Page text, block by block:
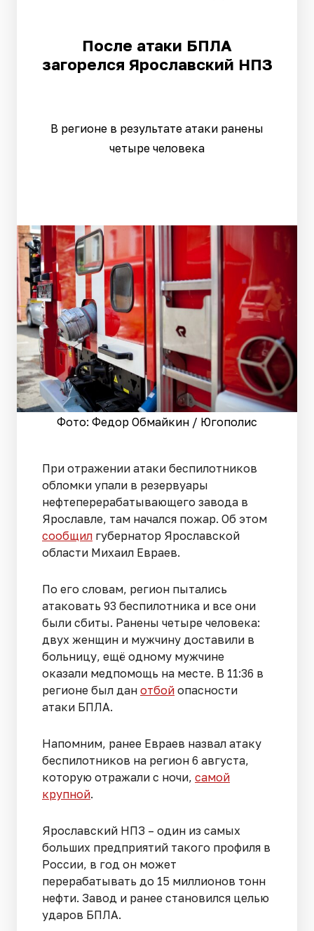
После атаки БПЛА
загорелся Ярославский НПЗ
В регионе в результате атаки ранены
четыре человека
Фото: Федор Обмайкин / Югополис
При отражении атаки беспилотников
обломки упали в резервуары
нефтеперерабатывающего завода в
Ярославле, там начался пожар. Об этом
сообщил губернатор Ярославской
области Михаил Евраев.
По его словам, регион пытались
атаковать 93 беспилотника и все они
были сбиты. Ранены четыре человека:
двух женщин и мужчину доставили в
больницу, ещё одному мужчине
оказали медпомощь на месте. В 11:36 в
регионе был дан отбой опасности
атаки БПЛА.
Напомним, ранее Евраев назвал атаку
беспилотников на регион 6 августа,
которую отражали с ночи, самой
крупной.
Ярославский НПЗ – один из самых
больших предприятий такого профиля в
России, в год он может
перерабатывать до 15 миллионов тонн
нефти. Завод и ранее становился целью
ударов БПЛА.